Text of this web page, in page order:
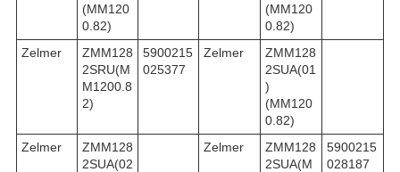
(MM120
0.82)
(MM120
0.82)
Zelmer
ZMM128
2SRU(M
M1200.8
2)
5900215
025377
Zelmer
ZMM128
2SUA(01
)
(MM120
0.82)
Zelmer
ZMM128
2SUA(02
Zelmer
ZMM128
2SUA(M
5900215
028187